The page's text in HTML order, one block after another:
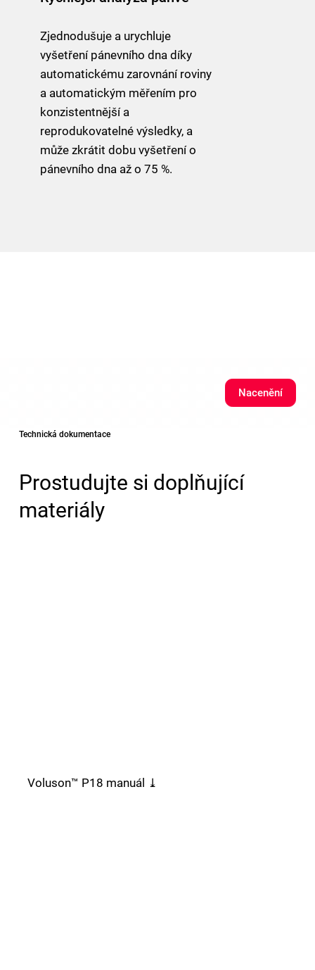
Zjednodušuje a urychluje
vyšetření pánevního dna díky
automatickému zarovnání roviny
a automatickým měřením pro
konzistentnější a
reprodukovatelné výsledky, a
může zkrátit dobu vyšetření o
pánevního dna až o 75 %.
Nacenění
Technická dokumentace
Prostudujte si doplňující
materiály
Voluson™ P18 manuál ⤓